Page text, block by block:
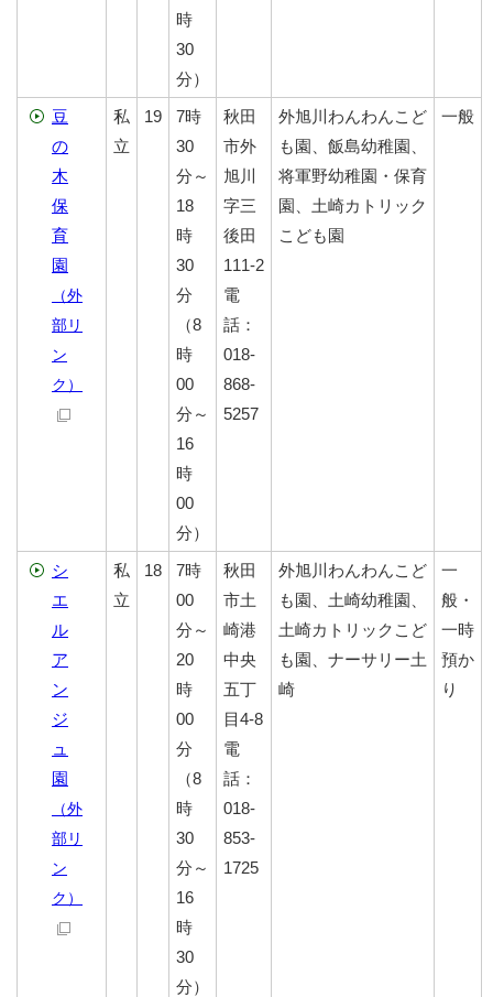
時
30
分）
豆
の
木
保
育
園
（外
部リ
ン
ク）
私
立
19
7時
30
分～
18
時
30
分
（8
時
00
分～
16
時
00
分）
秋田
市外
旭川
字三
後田
111-2
電
話：
018-
868-
5257
外旭川わんわんこど
も園、飯島幼稚園、
将軍野幼稚園・保育
園、土崎カトリック
こども園
一般
シ
エ
ル
ア
ン
ジ
ュ
園
（外
部リ
ン
ク）
私
立
18
7時
00
分～
20
時
00
分
（8
時
30
分～
16
時
30
分）
秋田
市土
崎港
中央
五丁
目4-8
電
話：
018-
853-
1725
外旭川わんわんこど
も園、土崎幼稚園、
土崎カトリックこど
も園、ナーサリー土
崎
一
般・
一時
預か
り